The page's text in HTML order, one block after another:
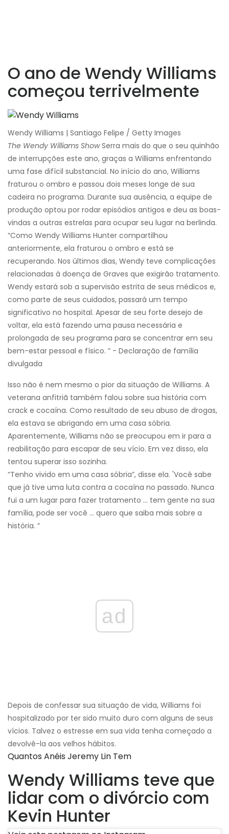
O ano de Wendy Williams
começou terrivelmente
Wendy Williams | Santiago Felipe / Getty Images
The Wendy Williams ShowSerra mais do que o seu quinhão
de interrupções este ano, graças a Williams enfrentando
uma fase difícil substancial. No início do ano, Williams
fraturou o ombro e passou dois meses longe de sua
cadeira no programa. Durante sua ausência, a equipe de
produção optou por rodar episódios antigos e deu as boas-
vindas a outras estrelas para ocupar seu lugar na berlinda.
“Como Wendy Williams Hunter compartilhou
anteriormente, ela fraturou o ombro e está se
recuperando. Nos últimos dias, Wendy teve complicações
relacionadas à doença de Graves que exigirão tratamento.
Wendy estará sob a supervisão estrita de seus médicos e,
como parte de seus cuidados, passará um tempo
significativo no hospital. Apesar de seu forte desejo de
voltar, ela está fazendo uma pausa necessária e
prolongada de seu programa para se concentrar em seu
bem-estar pessoal e físico. ” - Declaração de família
divulgada
Isso não é nem mesmo o pior da situação de Williams. A
veterana anfitriã também falou sobre sua história com
crack e cocaína. Como resultado de seu abuso de drogas,
ela estava se abrigando em uma casa sóbria.
Aparentemente, Williams não se preocupou em ir para a
reabilitação para escapar de seu vício. Em vez disso, ela
tentou superar isso sozinha.
“Tenho vivido em uma casa sóbria”, disse ela. 'Você sabe
que já tive uma luta contra a cocaína no passado. Nunca
fui a um lugar para fazer tratamento ... tem gente na sua
família, pode ser você ... quero que saiba mais sobre a
história. ”
ad
Depois de confessar sua situação de vida, Williams foi
hospitalizado por ter sido muito duro com alguns de seus
vícios. Talvez o estresse em sua vida tenha começado a
devolvê-la aos velhos hábitos.
Quantos Anéis Jeremy Lin Tem
Wendy Williams teve que
lidar com o divórcio com
Kevin Hunter